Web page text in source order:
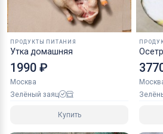
ПРОДУКТЫ ПИТАНИЯ
Утка домашняя
1990 ₽
Москва
Зелёный заяц
Купить